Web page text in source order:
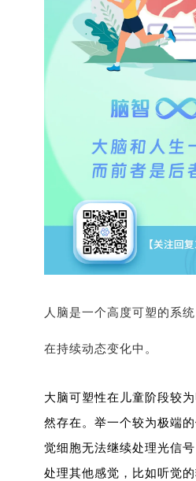
人脑是一个高度可塑的系
在持续动态变化中。
大脑可塑性在儿童阶段较
然存在。举一个较为极端
觉细胞无法继续处理光信
处理其他感觉，比如听觉的